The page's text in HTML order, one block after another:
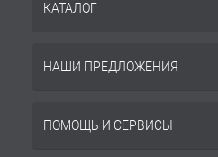
КАТАЛОГ
НАШИ ПРЕДЛОЖЕНИЯ
ПОМОЩЬ И СЕРВИСЫ